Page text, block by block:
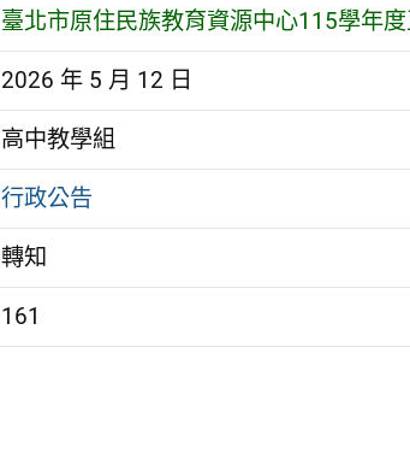
臺北市原住民族教育資源中心115學年
2026 年 5 月 12 日
高中教學組
行政公告
轉知
161